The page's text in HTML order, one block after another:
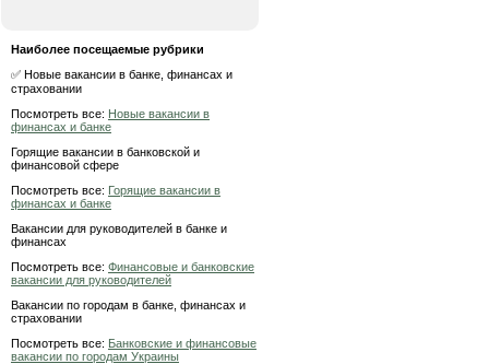
Наиболее посещаемые рубрики
✅ Новые вакансии в банке, финансах и
страховании
Посмотреть все: Новые вакансии в
финансах и банке
Горящие вакансии в банковской и
финансовой сфере
Посмотреть все: Горящие вакансии в
финансах и банке
Вакансии для руководителей в банке и
финансах
Посмотреть все: Финансовые и банковские
вакансии для руководителей
Вакансии по городам в банке, финансах и
страховании
Посмотреть все: Банковские и финансовые
вакансии по городам Украины